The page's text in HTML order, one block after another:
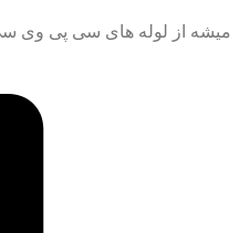
از لوله های سی پی وی سی